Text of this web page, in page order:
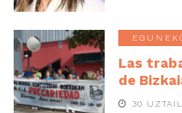
Las
de
30